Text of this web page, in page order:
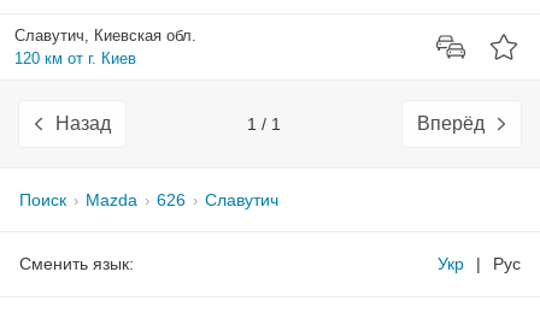
Славутич, Киевская обл.
120 км от г. Киев
Назад 1 / 1 Вперёд
Поиск Mazda 626 Славутич
Сменить язык: Укр | Рус